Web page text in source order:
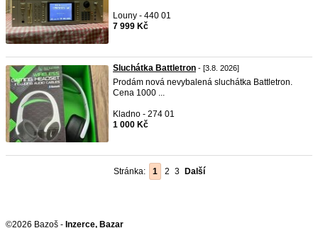
Louny - 440 01
7 999 Kč
Sluchátka Battletron - [3.8. 2026]
Prodám nová nevybalená sluchátka Battletron.
Cena 1000 ...
Kladno - 274 01
1 000 Kč
Stránka: 1 2 3 Další
©2026 Bazoš - Inzerce, Bazar